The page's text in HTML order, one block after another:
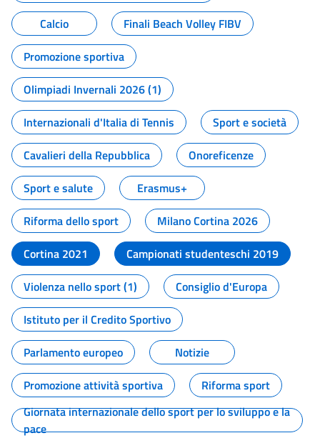
Calcio
Finali Beach Volley FIBV
Promozione sportiva
Olimpiadi Invernali 2026 (1)
Internazionali d'Italia di Tennis
Sport e società
Cavalieri della Repubblica
Onoreficenze
Sport e salute
Erasmus+
Riforma dello sport
Milano Cortina 2026
Cortina 2021
Campionati studenteschi 2019
Violenza nello sport (1)
Consiglio d'Europa
Istituto per il Credito Sportivo
Parlamento europeo
Notizie
Promozione attività sportiva
Riforma sport
Giornata internazionale dello sport per lo sviluppo e la
pace